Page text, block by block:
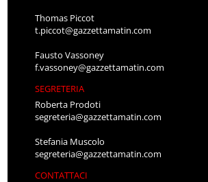
Thomas Piccot
t.piccot@gazzettamatin.com
Fausto Vassoney
f.vassoney@gazzettamatin.com
SEGRETERIA
Roberta Prodoti
segreteria@gazzettamatin.com
Stefania Muscolo
segreteria@gazzettamatin.com
CONTATTACI